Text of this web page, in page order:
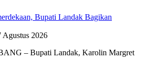
Bupati Landak Bagikan
Agustus 2026
– Bupati Landak, Karolin Margret